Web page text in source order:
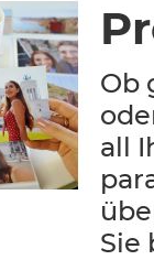
Ob
all
Sie